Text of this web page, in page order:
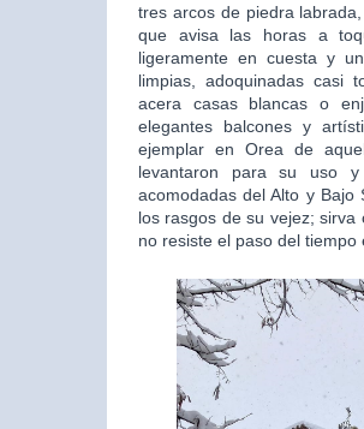
tres arcos de piedra
que avisa las horas a
ligeramente en cuesta y
limpias, adoquinadas casi
acera casas blancas o
elegantes balcones y
ejemplar en Orea de
levantaron para su uso
acomodadas del Alto y Bajo
los rasgos de su vejez;
no resiste el paso del